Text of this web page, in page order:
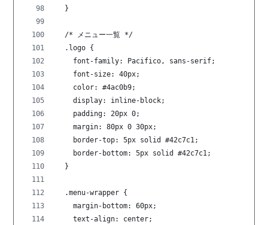
  }
  /* メニュー一覧 */
  .logo {
    font-family: Pacifico, sans-serif;
    font-size: 40px;
    color: #4ac0b9;
    display: inline-block;
    padding: 20px 0;
    margin: 80px 0 30px;
    border-top: 5px solid #42c7c1;
    border-bottom: 5px solid #42c7c1;
  }
  .menu-wrapper {
    margin-bottom: 60px;
    text-align: center;